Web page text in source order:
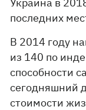
последних
В 2014 году
из 140 по
способности
сегодняшний
стоимости